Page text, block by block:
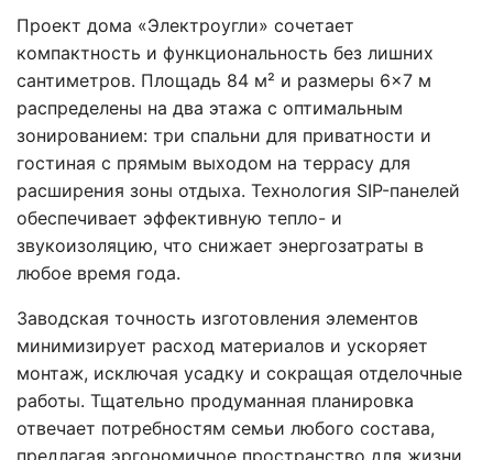
Проект дома «Электроугли» сочетает
компактность и функциональность без лишних
сантиметров. Площадь 84 м² и размеры 6×7 м
распределены на два этажа с оптимальным
зонированием: три спальни для приватности и
гостиная с прямым выходом на террасу для
расширения зоны отдыха. Технология SIP-панелей
обеспечивает эффективную тепло- и
звукоизоляцию, что снижает энергозатраты в
любое время года.
Заводская точность изготовления элементов
минимизирует расход материалов и ускоряет
монтаж, исключая усадку и сокращая отделочные
работы. Тщательно продуманная планировка
отвечает потребностям семьи любого состава,